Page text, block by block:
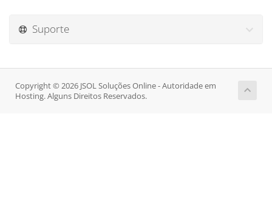
Suporte
Copyright © 2026 JSOL Soluções Online - Autoridade em
Hosting. Alguns Direitos Reservados.